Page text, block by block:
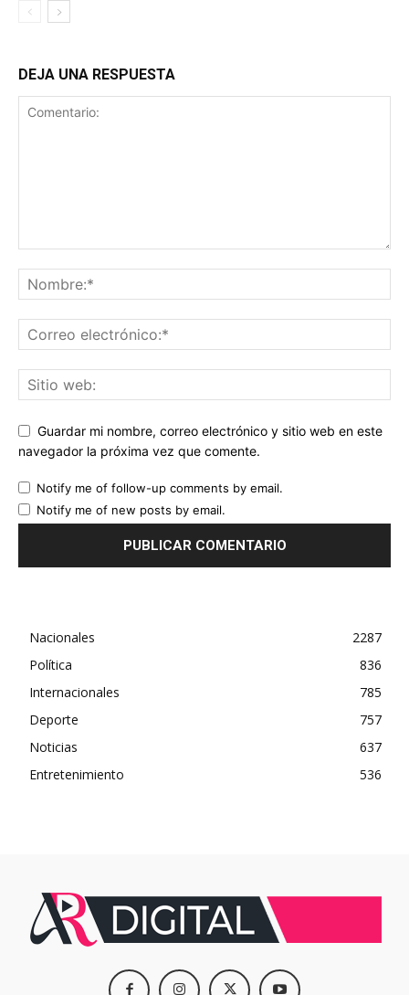
DEJA UNA RESPUESTA
Guardar mi nombre, correo electrónico y sitio web en este
navegador la próxima vez que comente.
Notify me of follow-up comments by email.
Notify me of new posts by email.
Nacionales
2287
Política
836
Internacionales
785
Deporte
757
Noticias
637
Entretenimiento
536